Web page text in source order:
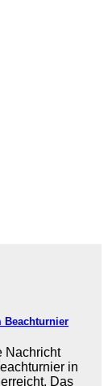
Beachturnier
Nachricht
in
Das